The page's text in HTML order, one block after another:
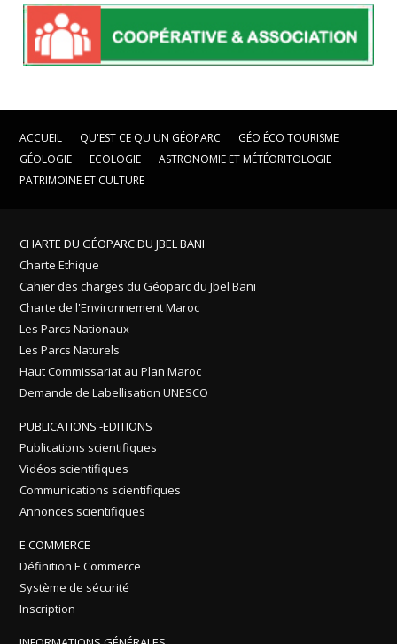
ACCUEIL QU'EST CE QU'UN GÉOPARC
GÉO ÉCO TOURISME
GÉOLOGIE
ECOLOGIE
ASTRONOMIE ET MÉTÉORITOLOGIE
PATRIMOINE ET CULTURE
CHARTE DU GÉOPARC DU JBEL BANI
Charte Ethique
Cahier des charges du Géoparc du Jbel Bani
Charte de l'Environnement Maroc
Les Parcs Nationaux
Les Parcs Naturels
Haut Commissariat au Plan Maroc
Demande de Labellisation UNESCO
PUBLICATIONS -EDITIONS
Publications scientifiques
Vidéos scientifiques
Communications scientifiques
Annonces scientifiques
E COMMERCE
Définition E Commerce
Système de sécurité
Inscription